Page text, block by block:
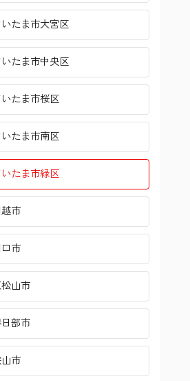
川区
黒区
田区
田谷区
野区
区
区
区
区
浜市金沢区
浜市港北区
浜市戸塚区
浜市旭区
浜市瀬谷区
市泉区
市青葉区
市都筑区
市幸区
市中原区
いたま市大宮区
いたま市中央区
いたま市桜区
いたま市南区
いたま市緑区
市
市
山市
日部市
市